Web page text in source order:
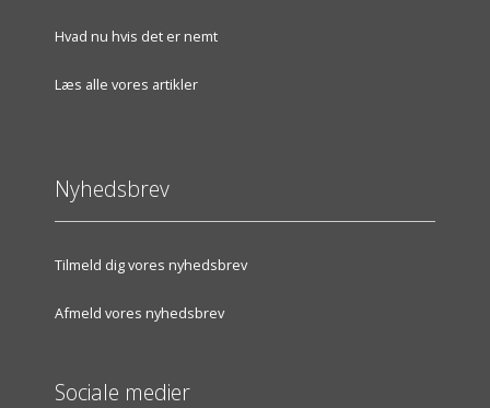
Hvad nu hvis det er nemt
Læs alle vores artikler
Nyhedsbrev
Tilmeld dig vores nyhedsbrev
Afmeld vores nyhedsbrev
Sociale medier